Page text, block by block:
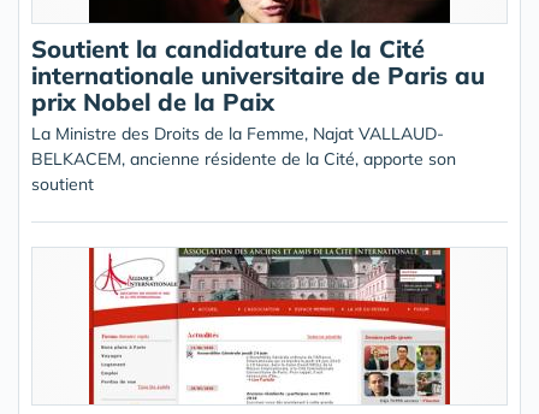
Soutient la candidature de la Cité
internationale universitaire de Paris au
prix Nobel de la Paix
La Ministre des Droits de la Femme, Najat VALLAUD-
BELKACEM, ancienne résidente de la Cité, apporte son
soutient